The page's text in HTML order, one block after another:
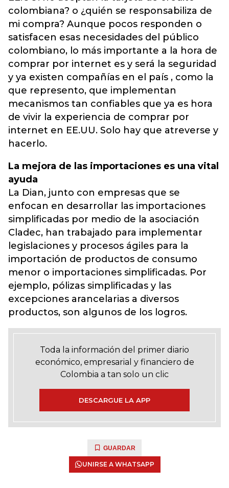
colombiana? o ¿quién se responsabiliza de
mi compra? Aunque pocos responden o
satisfacen esas necesidades del público
colombiano, lo más importante a la hora de
comprar por internet es y será la seguridad
y ya existen compañías en el país , como la
que represento, que implementan
mecanismos tan confiables que ya es hora
de vivir la experiencia de comprar por
internet en EE.UU. Solo hay que atreverse y
hacerlo.
La mejora de las importaciones es una vital
ayuda
La Dian, junto con empresas que se
enfocan en desarrollar las importaciones
simplificadas por medio de la asociación
Cladec, han trabajado para implementar
legislaciones y procesos ágiles para la
importación de productos de consumo
menor o importaciones simplificadas. Por
ejemplo, pólizas simplificadas y las
excepciones arancelarias a diversos
productos, son algunos de los logros.
Toda la información del primer diario
económico, empresarial y financiero de
Colombia a tan solo un clic
DESCARGUE LA APP
GUARDAR
UNIRSE A WHATSAPP